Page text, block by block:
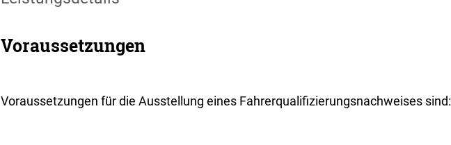
Voraussetzungen
Voraussetzungen für die Ausstellung eines Fahrerqualifizierungsnachweises sind: